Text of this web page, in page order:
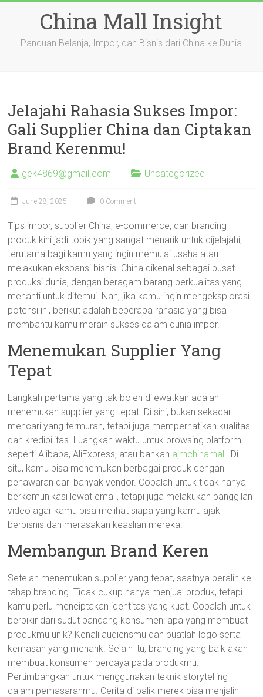
China Mall Insight
Panduan Belanja, Impor, dan Bisnis dari China ke Dunia
Jelajahi Rahasia Sukses Impor:
Gali Supplier China dan Ciptakan
Brand Kerenmu!
gek4869@gmail.com Uncategorized
June 28, 2025 0 Comment
Tips impor, supplier China, e-commerce, dan branding
produk kini jadi topik yang sangat menarik untuk dijelajahi,
terutama bagi kamu yang ingin memulai usaha atau
melakukan ekspansi bisnis. China dikenal sebagai pusat
produksi dunia, dengan beragam barang berkualitas yang
menanti untuk ditemui. Nah, jika kamu ingin mengeksplorasi
potensi ini, berikut adalah beberapa rahasia yang bisa
membantu kamu meraih sukses dalam dunia impor.
Menemukan Supplier Yang
Tepat
Langkah pertama yang tak boleh dilewatkan adalah
menemukan supplier yang tepat. Di sini, bukan sekadar
mencari yang termurah, tetapi juga memperhatikan kualitas
dan kredibilitas. Luangkan waktu untuk browsing platform
seperti Alibaba, AliExpress, atau bahkan ajmchinamall. Di
situ, kamu bisa menemukan berbagai produk dengan
penawaran dari banyak vendor. Cobalah untuk tidak hanya
berkomunikasi lewat email, tetapi juga melakukan panggilan
video agar kamu bisa melihat siapa yang kamu ajak
berbisnis dan merasakan keaslian mereka.
Membangun Brand Keren
Setelah menemukan supplier yang tepat, saatnya beralih ke
tahap branding. Tidak cukup hanya menjual produk, tetapi
kamu perlu menciptakan identitas yang kuat. Cobalah untuk
berpikir dari sudut pandang konsumen: apa yang membuat
produkmu unik? Kenali audiensmu dan buatlah logo serta
kemasan yang menarik. Selain itu, branding yang baik akan
membuat konsumen percaya pada produkmu.
Pertimbangkan untuk menggunakan teknik storytelling
dalam pemasaranmu. Cerita di balik merek bisa menjalin